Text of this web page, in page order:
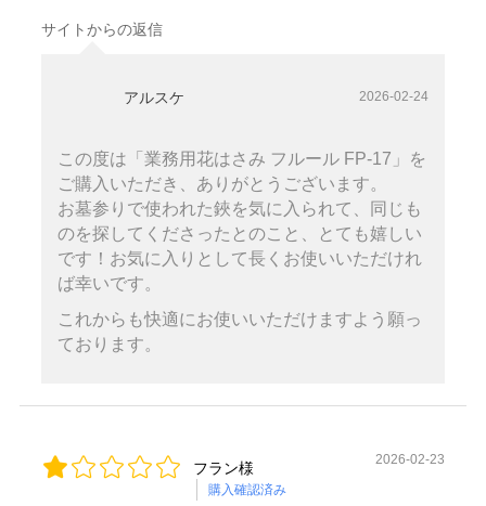
サイトからの返信
アルスケ 2026-02-24
この度は「業務用花はさみ フルール FP-17」を
ご購入いただき、ありがとうございます。
お墓参りで使われた鋏を気に入られて、同じも
のを探してくださったとのこと、とても嬉しい
です！お気に入りとして長くお使いいただけれ
ば幸いです。
これからも快適にお使いいただけますよう願っ
ております。
フラン様
購入確認済み
2026-02-23